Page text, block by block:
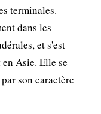
terminales.
dans les
et s'est
Asie. Elle se
son caractère